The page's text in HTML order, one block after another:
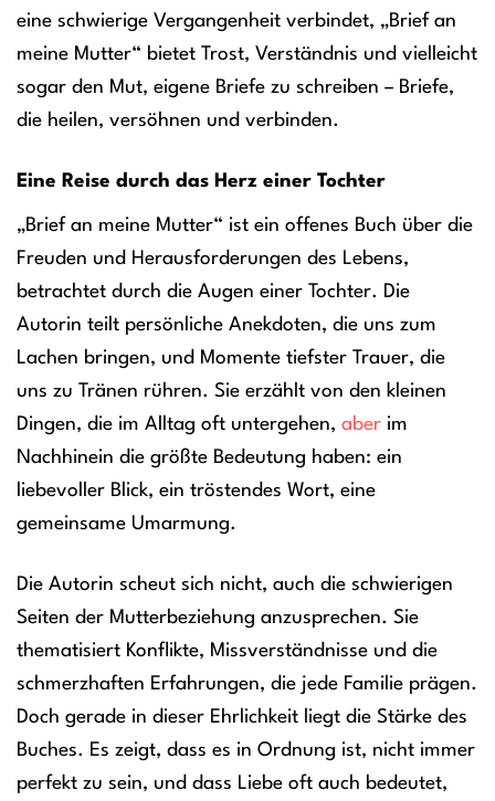
eine schwierige Vergangenheit verbindet, „Brief an
meine Mutter“ bietet Trost, Verständnis und vielleicht
sogar den Mut, eigene Briefe zu schreiben – Briefe,
die heilen, versöhnen und verbinden.
Eine Reise durch das Herz einer Tochter
„Brief an meine Mutter“ ist ein offenes Buch über die
Freuden und Herausforderungen des Lebens,
betrachtet durch die Augen einer Tochter. Die
Autorin teilt persönliche Anekdoten, die uns zum
Lachen bringen, und Momente tiefster Trauer, die
uns zu Tränen rühren. Sie erzählt von den kleinen
Dingen, die im Alltag oft untergehen, aber im
Nachhinein die größte Bedeutung haben: ein
liebevoller Blick, ein tröstendes Wort, eine
gemeinsame Umarmung.
Die Autorin scheut sich nicht, auch die schwierigen
Seiten der Mutterbeziehung anzusprechen. Sie
thematisiert Konflikte, Missverständnisse und die
schmerzhaften Erfahrungen, die jede Familie prägen.
Doch gerade in dieser Ehrlichkeit liegt die Stärke des
Buches. Es zeigt, dass es in Ordnung ist, nicht immer
perfekt zu sein, und dass Liebe oft auch bedeutet,